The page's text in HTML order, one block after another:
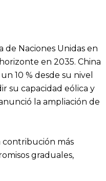
Naciones Unidas en
en 2035. China
10 % desde su nivel
su capacidad eólica y
la ampliación de
contribución más
graduales,